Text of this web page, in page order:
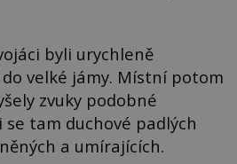
byli urychleně
velké jámy. Místní potom
zvuky podobné
tam duchové padlých
a umírajících.